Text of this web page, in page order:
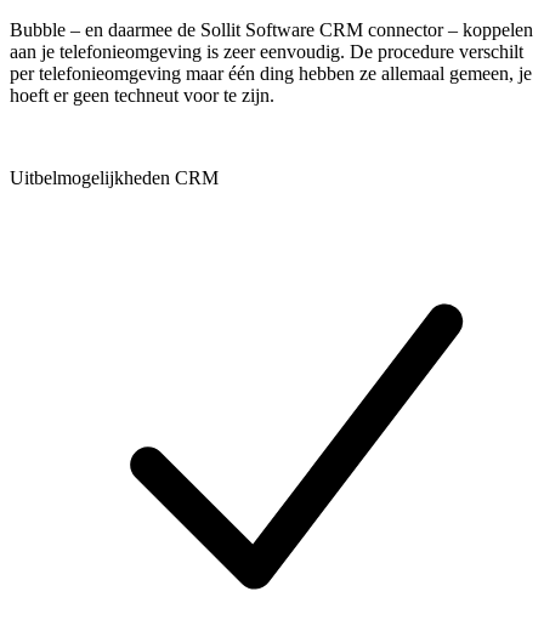
Bubble – en daarmee de Sollit Software CRM connector – koppelen
aan je telefonieomgeving is zeer eenvoudig. De procedure verschilt
per telefonieomgeving maar één ding hebben ze allemaal gemeen, je
hoeft er geen techneut voor te zijn.
Uitbelmogelijkheden CRM